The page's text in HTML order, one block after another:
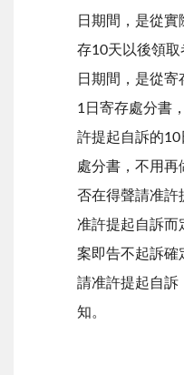
日期間，是從
存10天以後領
日期間，是從寄
1日寄存處分書
許提起自訴的
處分書，不用
否在得聲請准許
准許提起自訴而
案即告不起訴確
請准許提起自訴
知。